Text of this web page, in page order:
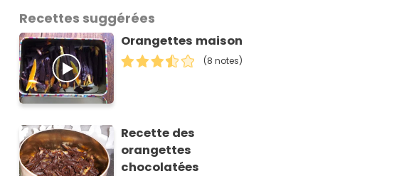
Recettes suggérées
Orangettes maison
(8 notes)
Recette des
orangettes
chocolatées